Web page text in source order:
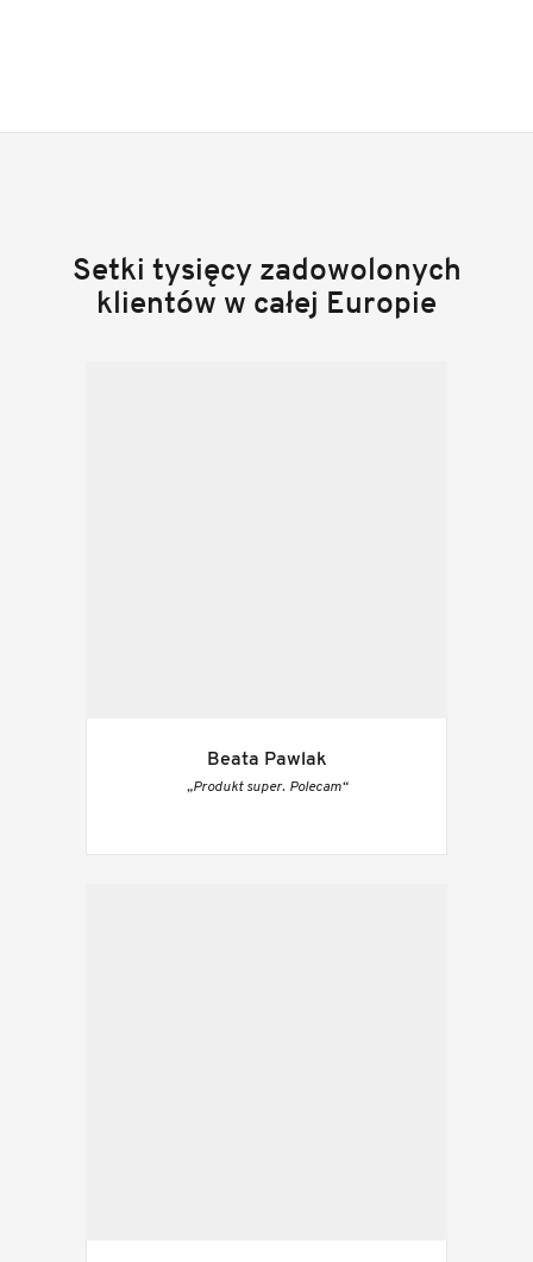
Setki tysięcy zadowolonych
klientów w całej Europie
Beata Pawlak
„Produkt super. Polecam“